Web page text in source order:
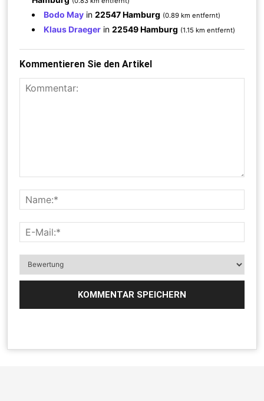
Bodo May in22547 Hamburg (0.89 km entfernt)
Klaus Draeger in22549 Hamburg (1.15 km entfernt)
Kommentieren Sie den Artikel